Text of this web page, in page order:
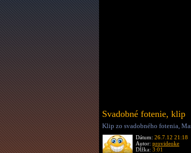
Svadobné fotenie, klip
Klip zo svadobného fotenia,
Dátum: 26.7.12 21:18
Autor: provideoke
Dĺžka: 3:01